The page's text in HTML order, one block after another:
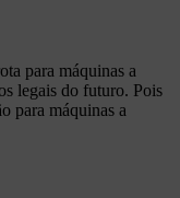
para máquinas a
legais do futuro. Pois
para máquinas a